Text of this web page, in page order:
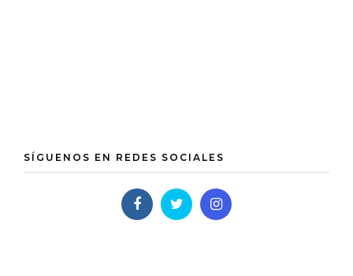
SÍGUENOS EN REDES SOCIALES